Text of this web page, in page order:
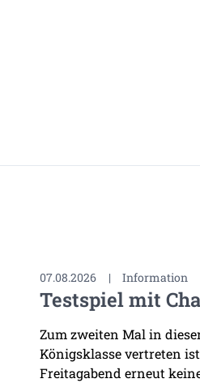
07.08.2026 | Information
Testspiel mit
Zum zweiten Mal in
Königsklasse vertreten
Freitagabend erneut